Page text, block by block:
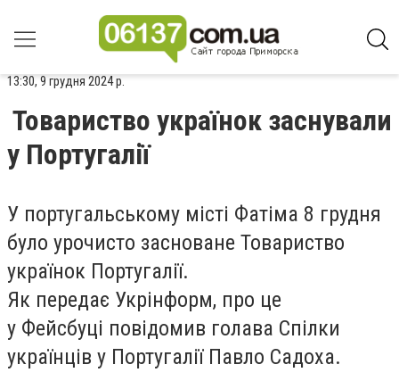
13:30, 9 грудня 2024 р.
Товариство українок заснували
у Португалії
У португальському місті Фатіма 8 грудня
було урочисто засноване Товариство
українок Португалії.
Як передає Укрінформ, про це
у Фейсбуці повідомив голава Спілки
українців у Португалії Павло Садоха.